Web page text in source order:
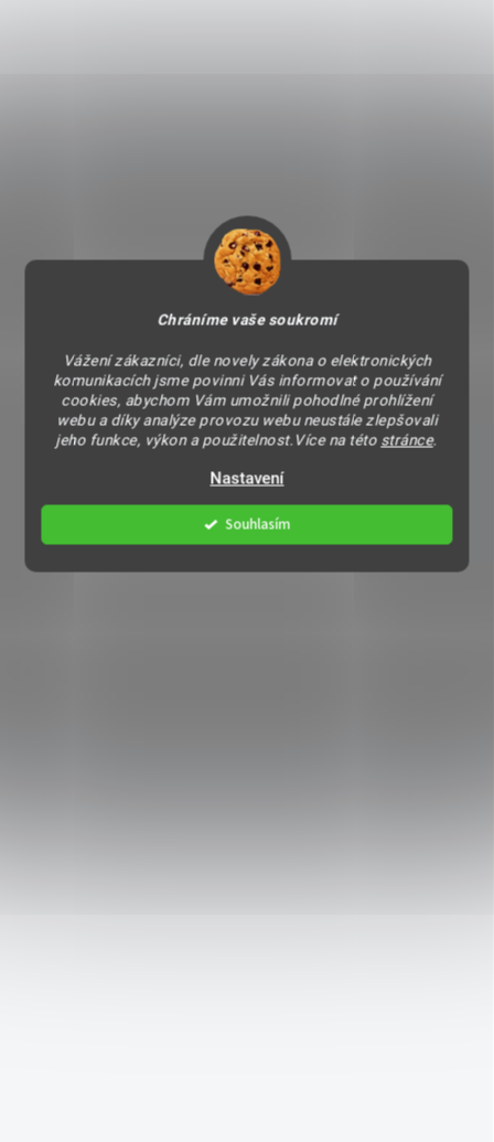
Chráníme vaše soukromí
Vážení zákazníci, dle novely zákona o elektronických
komunikacích jsme povinni Vás informovat o používání
cookies, abychom Vám umožnili pohodlné prohlížení
webu a díky analýze provozu webu neustále zlepšovali
jeho funkce, výkon a použitelnost.Více na této stránce.
Nastavení
Souhlasím